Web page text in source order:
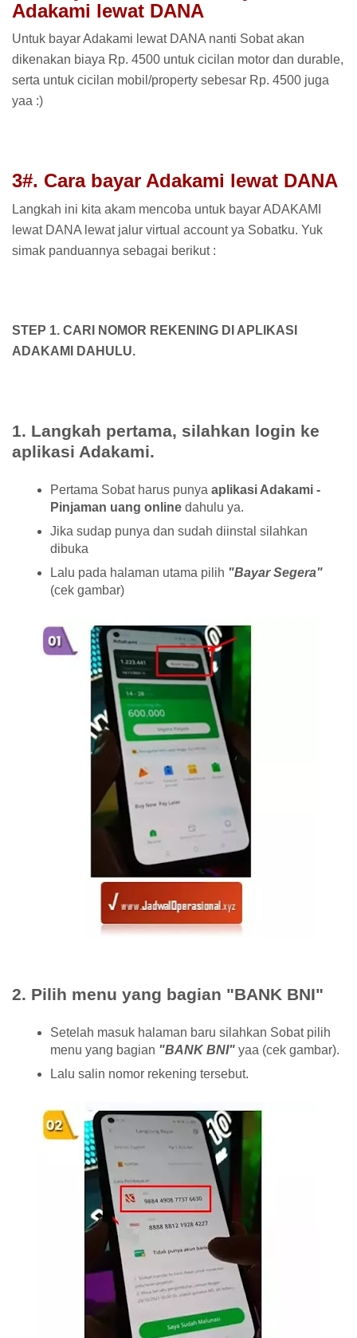
Adakami lewat DANA
Untuk bayar Adakami lewat DANA nanti Sobat akan
dikenakan biaya Rp. 4500 untuk cicilan motor dan durable,
serta untuk cicilan mobil/property sebesar Rp. 4500 juga
yaa :)
3#. Cara bayar Adakami lewat DANA
Langkah ini kita akam mencoba untuk bayar ADAKAMI
lewat DANA lewat jalur virtual account ya Sobatku. Yuk
simak panduannya sebagai berikut :
STEP 1. CARI NOMOR REKENING DI APLIKASI
ADAKAMI DAHULU.
1. Langkah pertama, silahkan login ke
aplikasi Adakami.
Pertama Sobat harus punya aplikasi Adakami -
Pinjaman uang online dahulu ya.
Jika sudap punya dan sudah diinstal silahkan
dibuka
Lalu pada halaman utama pilih "Bayar Segera"
(cek gambar)
2. Pilih menu yang bagian "BANK BNI"
Setelah masuk halaman baru silahkan Sobat pilih
menu yang bagian "BANK BNI" yaa (cek gambar).
Lalu salin nomor rekening tersebut.